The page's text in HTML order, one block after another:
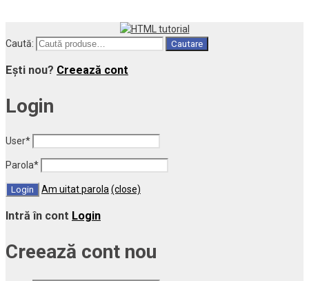
Caută: Cautare
Ești nou? Creează cont
Login
User*
Parola*
Am uitat parola (close)
Intră în cont Login
Creează cont nou